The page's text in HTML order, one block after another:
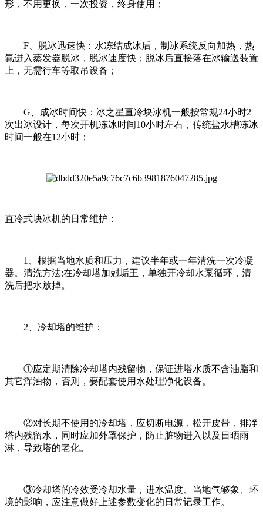
形，不用更换，一次投资，终身使用；
F、脱冰迅速快：水冻结成冰后，制冰系统反向加热，热
氟进入蒸发器脱冰，脱冰速度快；脱冰后直接落在冰输送装置
上，无需行车等取吊设备；
G、成冰时间快：冰之星直冷块冰机一般按常规24小时2
次出冰设计，每次开机冻冰时间10小时左右，传统盐水槽冻冰
时间一般在12小时；
直冷式块冰机的日常维护：
1、根据当地水质和压力，建议半年或一年清洗一次冷凝
器。清洗方法;在冷却塔加尅垢王，单独开冷却水泵循环，清
洗后把水放掉。
2、冷却塔的维护：
①应定期清除冷却塔内残留物，保证进塔水质不含油脂和
其它浑浊物，否则，要配套使用水处理净化设备。
②对长期不使用的冷却塔，应切断电源，松开皮带，排净
塔内残留水，同时应加外罩保护，防止脏物进入以及日晒雨
淋，导致塔的老化。
③冷却塔的冷效受冷却水量，进水温度、当地气够象、环
境的影响，应注意做好上述参数变化的日常记录工作。